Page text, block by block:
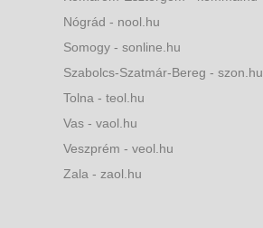
Nógrád - nool.hu
Somogy - sonline.hu
Szabolcs-Szatmár-Bereg - szon.hu
Tolna - teol.hu
Vas - vaol.hu
Veszprém - veol.hu
Zala - zaol.hu